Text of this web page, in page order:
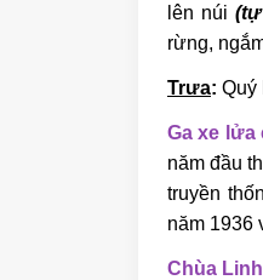
lên núi (tự
rừng,
Trưa: Quý
Ga xe lửa
năm đầu
truyền
năm 1936
Chùa